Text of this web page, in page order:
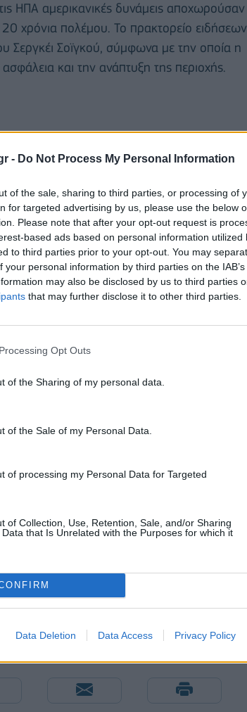
- Do Not Process My Personal Information
of the sale, sharing to third parties, or processing of
for targeted advertising by us, please use the below
Please note that after your opt-out request is
based ads based on personal information utilized
to third parties prior to your opt-out. You may
your personal information by third parties on the
may also be disclosed by us to third parties
that may further disclose it to other third parties.
Opt Outs
of the Sharing of my personal data.
of the Sale of my Personal Data.
of processing my Personal Data for Targeted
of Collection, Use, Retention, Sale, and/or Sharing
that Is Unrelated with the Purposes for which it
Data Deletion Data Access Privacy Policy
ΗΠΑ αμερικανικές δυνάμεις αποχωρούσαν
χρόνια πολέμου. Το πρακτορείο ειδήσεων
Σοϊγκού, σύμφωνα με την οποία η
και την ανάπτυξη της περιοχής.
Ασφαλείας, είπε ότι η Μόσχα
που περιλαμβάνει την ασφάλεια, το
Τις δηλώσεις αυτές τις έκανε σε συνάντηση
της Σαγκάης (SCO), ο οποίος αριθμεί
Ιράν, το Πακιστάν και ένας αριθμός
την ομάδα επαφής του με το
τρομοκρατική οργάνωση, αλλά αυτός ο
μια ανάγκη να συνεργαστεί με την
από ισλαμιστικές ένοπλες
Αφγανιστάν ως τη Μέση Ανατολή.